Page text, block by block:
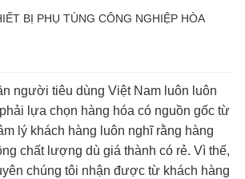
BỊ PHỤ TÙNG CÔNG NGHIỆP HÒA
người tiêu dùng Việt Nam luôn luôn
lựa chọn hàng hóa có nguồn gốc từ
lý khách hàng luôn nghĩ rằng hàng
chất lượng dù giá thành có rẻ. Vì thế,
chúng tôi nhận được từ khách hàng